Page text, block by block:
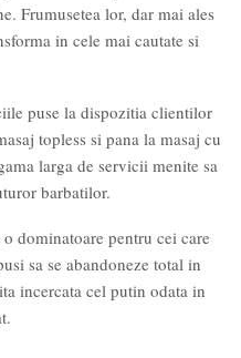
Frumusetea lor, dar mai ales
in cele mai cautate si
puse la dispozitia clientilor
topless si pana la masaj cu
larga de servicii menite sa
barbatilor.
dominatoare pentru cei care
sa se abandoneze total in
incercata cel putin odata in